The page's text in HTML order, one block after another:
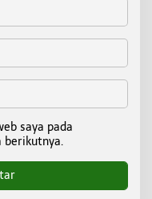
saya pada
berikutnya.